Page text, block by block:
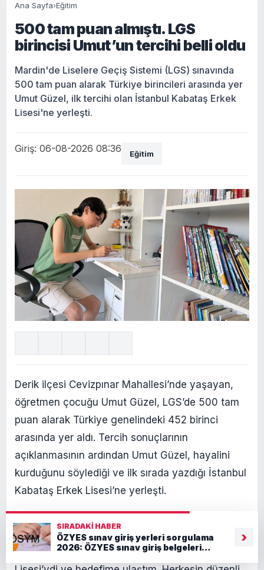
Ana Sayfa›Eğitim
500 tam puan almıştı. LGS
birincisi Umut’un tercihi belli oldu
Mardin'de Liselere Geçiş Sistemi (LGS) sınavında
500 tam puan alarak Türkiye birincileri arasında yer
Umut Güzel, ilk tercihi olan İstanbul Kabataş Erkek
Lisesi'ne yerleşti.
Giriş: 06-08-2026 08:36 Eğitim
Derik ilçesi Cevizpınar Mahallesi’nde yaşayan,
öğretmen çocuğu Umut Güzel, LGS’de 500 tam
puan alarak Türkiye genelindeki 452 birinci
arasında yer aldı. Tercih sonuçlarının
açıklanmasının ardından Umut Güzel, hayalini
kurduğunu söylediği ve ilk sırada yazdığı İstanbul
Kabataş Erkek Lisesi’ne yerleşti.
HEDEFİME ULAŞTIM
Güzel, “Bu süreçte hedefim baştan beri Kabataş
SIRADAKI HABER
ÖZYES sınav giriş yerleri sorgulama
2026: ÖZYES sınav giriş belgeleri
›